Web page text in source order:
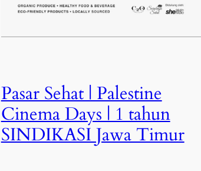
Pasar Sehat | Palestine
Cinema Days | 1 tahun
SINDIKASI Jawa Timur